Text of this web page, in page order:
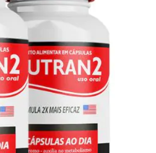
Seca Já Detox – O Fim da gordura
localizada
Apenas 12x de R$19,78
Ver detalhes